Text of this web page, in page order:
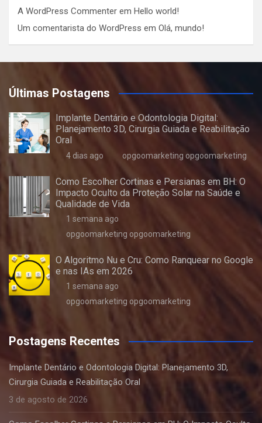
A WordPress Commenter em Hello world!
Um comentarista do WordPress em Olá, mundo!
Últimas Postagens
Implante Dentário e Odontologia Digital:
Planejamento 3D, Cirurgia Guiada e Reabilitação
Oral
4 dias ago opgoomarketing opgoomarketing
Como Escolher Cortinas e Persianas em BH: O
Impacto Oculto da Proteção Solar na Saúde e
Qualidade de Vida
1 semana ago
opgoomarketing opgoomarketing
O Algoritmo Nu e Cru: Como Ranquear no Google
e nas IAs em 2026
1 semana ago
opgoomarketing opgoomarketing
Postagens Recentes
Implante Dentário e Odontologia Digital: Planejamento 3D,
Cirurgia Guiada e Reabilitação Oral
3 de agosto de 2026